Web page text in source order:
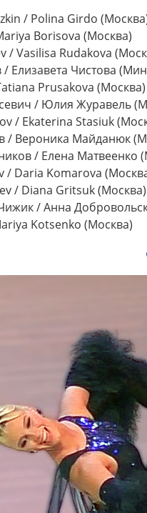
/ Polina Girdo
Borisova (Москва)
/ Vasilisa Rudakova
Елизавета Чистова
Prusakova (Москва)
/ Юлия Журавель
/ Ekaterina Stasiuk
/ Вероника Майданюк
/ Елена Матвеенко
/ Daria Komarova
/ Diana Gritsuk (Москва)
/ Анна
Kotsenko (Москва)